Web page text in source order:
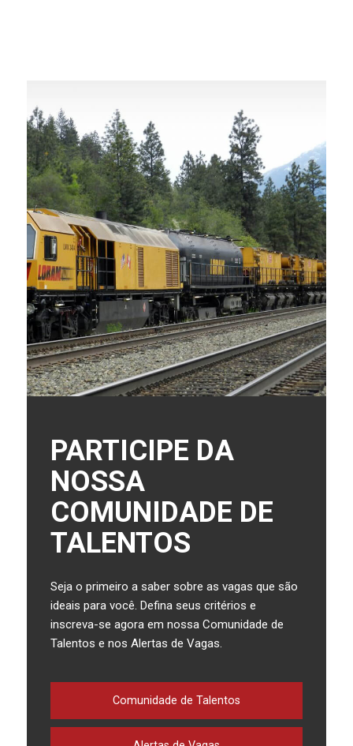
PARTICIPE DA
NOSSA
COMUNIDADE DE
TALENTOS
Seja o primeiro a saber sobre as vagas que são
ideais para você. Defina seus critérios e
inscreva-se agora em nossa Comunidade de
Talentos e nos Alertas de Vagas.
Comunidade de Talentos